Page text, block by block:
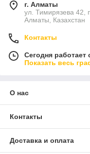
г. Алматы
ул. Тимирязева 42,
Алматы, Казахстан
Контакты
Сегодня работает
Показать весь
О нас
Контакты
Доставка и оплата